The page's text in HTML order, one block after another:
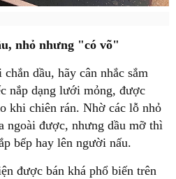
nhỏ nhưng "có võ"
dầu, hãy cân nhắc sắm
nắp dạng lưới mỏng, được
khi chiên rán. Nhờ các lỗ nhỏ
ngoài được, nhưng dầu mỡ thì
bếp hay lên người nấu.
được bán khá phổ biến trên